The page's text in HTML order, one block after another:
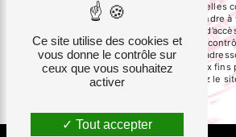
** Les données personnelles
dans le seul but de répondre à
Vous disposez de droits
auprès d’une autorité de
courrier électronique à
de prescription légale aux fins
Bloctel.gouv.fr
. Consultez le
Ce site utilise des cookies et
vous donne le contrôle sur
ceux que vous souhaitez
activer
Tout accepter